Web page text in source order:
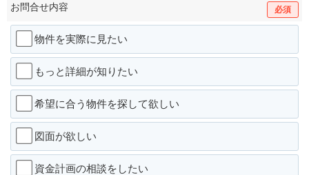
お問合せ内容 必須
物件を実際に見たい
もっと詳細が知りたい
希望に合う物件を探して欲しい
図面が欲しい
資金計画の相談をしたい